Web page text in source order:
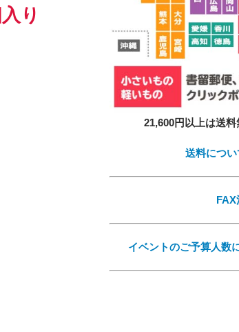
り Eメール
プライバシーポリシーを
プライバシー
21,600円以上は送
送料につ
FAX
イベントのご予算人数